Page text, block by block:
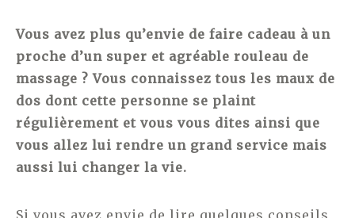
Vous avez plus qu’envie de faire cadeau à un
proche d’un super et agréable rouleau de
massage ? Vous connaissez tous les maux de
dos dont cette personne se plaint
régulièrement et vous vous dites ainsi que
vous allez lui rendre un grand service mais
aussi lui changer la vie.
Si vous avez envie de lire quelques conseils